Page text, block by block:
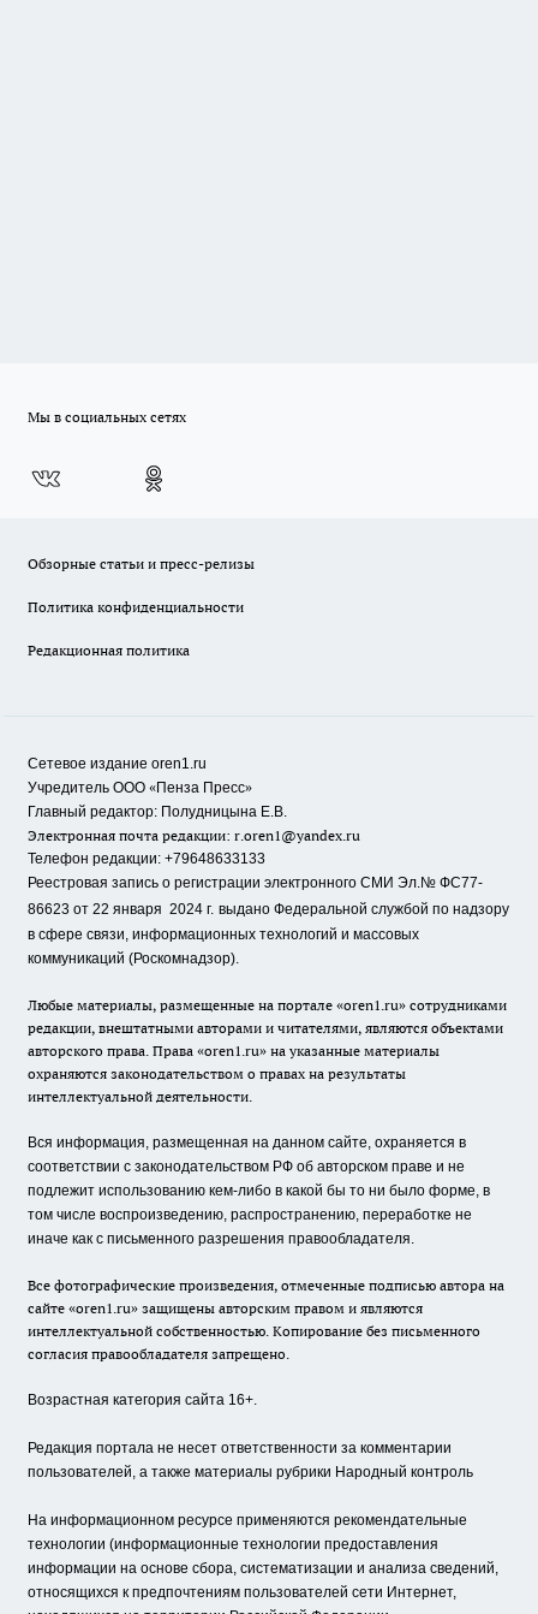
Мы в социальных сетях
Обзорные статьи и пресс-релизы
Политика конфиденциальности
Редакционная политика
Сетевое издание oren1.ru
Учредитель ООО «Пенза Пресс»
Главный редактор: Полудницына Е.В.
Электронная почта редакции: r.oren1@yandex.ru
Телефон редакции: +79648633133
Реестровая запись о регистрации электронного СМИ Эл.№ ФС77-
86623 от 22 января 2024 г. выдано Федеральной службой по надзору
в сфере связи, информационных технологий и массовых
коммуникаций (Роскомнадзор).
Любые материалы, размещенные на портале «oren1.ru» сотрудниками
редакции, внештатными авторами и читателями, являются объектами
авторского права. Права «oren1.ru» на указанные материалы
охраняются законодательством о правах на результаты
интеллектуальной деятельности.
Вся информация, размещенная на данном сайте, охраняется в
соответствии с законодательством РФ об авторском праве и не
подлежит использованию кем-либо в какой бы то ни было форме, в
том числе воспроизведению, распространению, переработке не
иначе как с письменного разрешения правообладателя.
Все фотографические произведения, отмеченные подписью автора на
сайте «oren1.ru» защищены авторским правом и являются
интеллектуальной собственностью. Копирование без письменного
согласия правообладателя запрещено.
Возрастная категория сайта 16+.
Редакция портала не несет ответственности за комментарии
пользователей, а также материалы рубрики Народный контроль
На информационном ресурсе применяются рекомендательные
технологии (информационные технологии предоставления
информации на основе сбора, систематизации и анализа сведений,
относящихся к предпочтениям пользователей сети Интернет,